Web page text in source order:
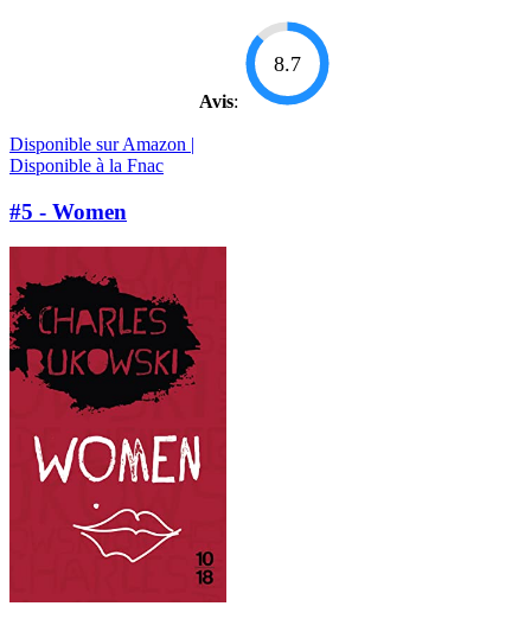
Avis:
8.7
Disponible sur Amazon |
Disponible à la Fnac
#5 - Women